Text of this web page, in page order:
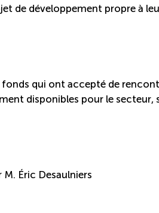
de développement propre à
qui ont accepté de
disponibles pour le secteur,
Éric Desaulniers